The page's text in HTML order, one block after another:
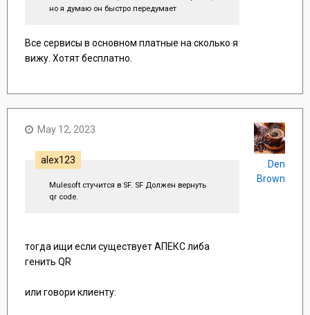
но я думаю он быстро передумает
Все сервисы в основном платные на сколько я
вижу. Хотят бесплатно.
May 12, 2023
alex123
Mulesoft стучится в SF. SF Должен вернуть
qr code.
тогда ищи если существует АПЕКС либа
генить QR
или говори клиенту:
Den
Brown